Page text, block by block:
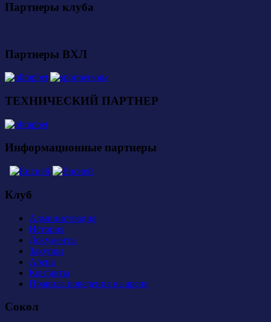
Партнеры клуба
Партнеры ВХЛ
ТЕХНИЧЕСКИЙ ПАРТНЕР
Информационные партнеры
Клуб
Администрация
История
Документы
Закупки
Арена
Контакты
Правила поведения на арене
Сокол